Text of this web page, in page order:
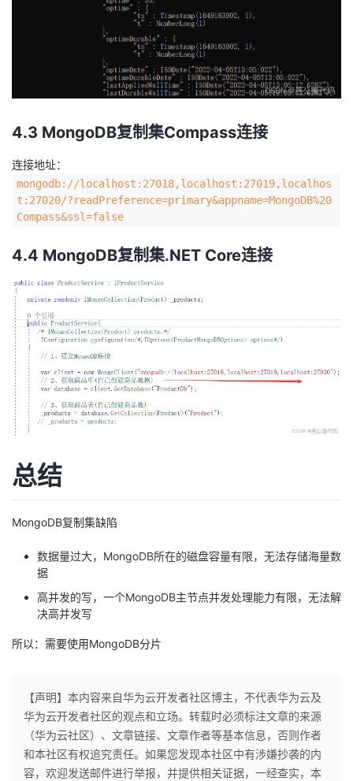
4.3 MongoDB复制集Compass连接
连接地址：
mongodb://localhost:27018,localhost:27019,localhos
t:27020/?readPreference=primary&appname=MongoDB%20
Compass&ssl=false
4.4 MongoDB复制集.NET Core连接
总结
MongoDB复制集缺陷
数据量过大，MongoDB所在的磁盘容量有限，无法存储海量数
据
高并发的写，一个MongoDB主节点并发处理能力有限，无法解
决高并发写
所以：需要使用MongoDB分片
【声明】本内容来自华为云开发者社区博主，不代表华为云及
华为云开发者社区的观点和立场。转载时必须标注文章的来源
（华为云社区）、文章链接、文章作者等基本信息，否则作者
和本社区有权追究责任。如果您发现本社区中有涉嫌抄袭的内
容，欢迎发送邮件进行举报，并提供相关证据，一经查实，本